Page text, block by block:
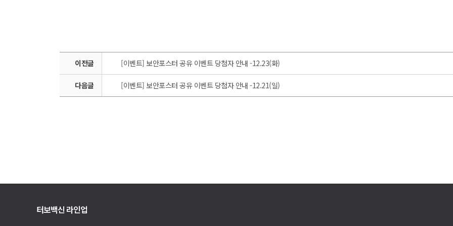
이전글 [이벤트] 보안포스터 공유 이벤트 당첨자 안내 -12.23(화)
다음글 [이벤트] 보안포스터 공유 이벤트 당첨자 안내 -12.21(일)
터보백신 라인업